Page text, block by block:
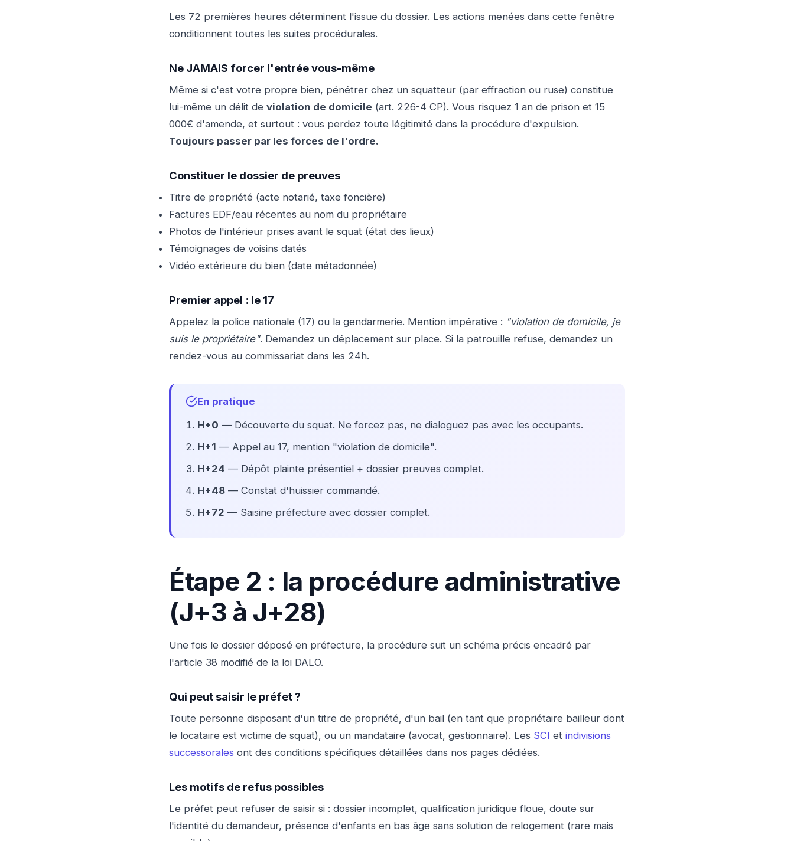
Les 72 premières heures déterminent l'issue du dossier. Les actions menées dans cette fenêtre
conditionnent toutes les suites procédurales.
Ne JAMAIS forcer l'entrée vous-même
Même si c'est votre propre bien, pénétrer chez un squatteur (par effraction ou ruse) constitue
lui-même un délit de violation de domicile (art. 226-4 CP). Vous risquez 1 an de prison et 15
000€ d'amende, et surtout : vous perdez toute légitimité dans la procédure d'expulsion.
Toujours passer par les forces de l'ordre.
Constituer le dossier de preuves
Titre de propriété (acte notarié, taxe foncière)
Factures EDF/eau récentes au nom du propriétaire
Photos de l'intérieur prises avant le squat (état des lieux)
Témoignages de voisins datés
Vidéo extérieure du bien (date métadonnée)
Premier appel : le 17
Appelez la police nationale (17) ou la gendarmerie. Mention impérative : "violation de domicile, je
suis le propriétaire". Demandez un déplacement sur place. Si la patrouille refuse, demandez un
rendez-vous au commissariat dans les 24h.
En pratique
H+0 — Découverte du squat. Ne forcez pas, ne dialoguez pas avec les occupants.
H+1 — Appel au 17, mention "violation de domicile".
H+24 — Dépôt plainte présentiel + dossier preuves complet.
H+48 — Constat d'huissier commandé.
H+72 — Saisine préfecture avec dossier complet.
Étape 2 : la procédure administrative
(J+3 à J+28)
Une fois le dossier déposé en préfecture, la procédure suit un schéma précis encadré par
l'article 38 modifié de la loi DALO.
Qui peut saisir le préfet ?
Toute personne disposant d'un titre de propriété, d'un bail (en tant que propriétaire bailleur dont
le locataire est victime de squat), ou un mandataire (avocat, gestionnaire). Les SCI et indivisions
successorales ont des conditions spécifiques détaillées dans nos pages dédiées.
Les motifs de refus possibles
Le préfet peut refuser de saisir si : dossier incomplet, qualification juridique floue, doute sur
l'identité du demandeur, présence d'enfants en bas âge sans solution de relogement (rare mais